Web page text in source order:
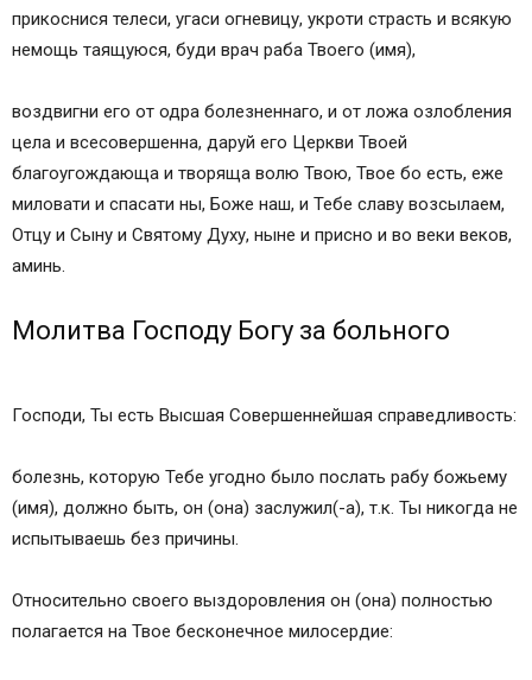
прикоснися телеси, угаси огневицу, укроти страсть и всякую
немощь таящуюся, буди врач раба Твоего (имя),
воздвигни его от одра болезненнаго, и от ложа озлобления
цела и всесовершенна, даруй его Церкви Твоей
благоугождающа и творяща волю Твою, Твое бо есть, еже
миловати и спасати ны, Боже наш, и Тебе славу возсылаем,
Отцу и Сыну и Святому Духу, ныне и присно и во веки веков,
аминь.
Молитва Господу Богу за больного
Господи, Ты есть Высшая Совершеннейшая справедливость:
болезнь, которую Тебе угодно было послать рабу божьему
(имя), должно быть, он (она) заслужил(-а), т.к. Ты никогда не
испытываешь без причины.
Относительно своего выздоровления он (она) полностью
полагается на Твое бесконечное милосердие: